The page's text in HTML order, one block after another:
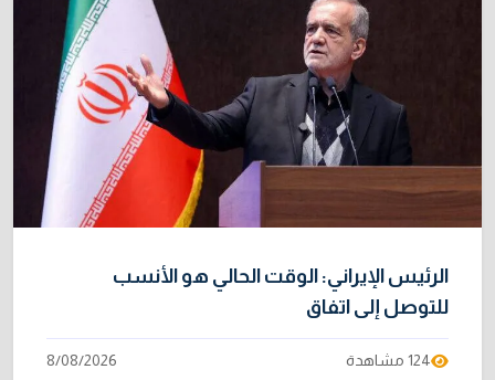
الرئيس الإيراني: الوقت الحالي هو الأنسب
للتوصل إلى اتفاق
124 مشاهدة 8/08/2026